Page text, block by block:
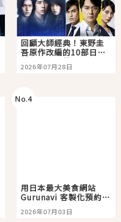
回顧大師經典！東野圭
吾原作改編的10部日本
影視作品推薦
2026年07月28日
No.4
用日本最大美食網站
Gurunavi 客製化預約九
大都市餐廳，打造專屬
美食體驗！
2026年07月03日